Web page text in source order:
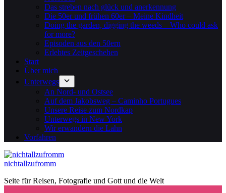
Das streben nach glück und anerkennung
Die 50er und frühen 60er – Meine Kindheit
Doing the garden, digging the weeds – Who could ask
for more?
Episoden aus den 50ern
Erlebtes Zeitgeschehen
Start
Über mich
Unterwegs
An Nord- und Ostsee
Auf dem Jakobsweg – Caminho Portugues
Unsere Reise zum Nordkap
Unterwegs in New York
Wir erwandern die Lahn
Vorfahren
nichtallzufromm
Seite für Reisen, Fotografie und Gott und die Welt